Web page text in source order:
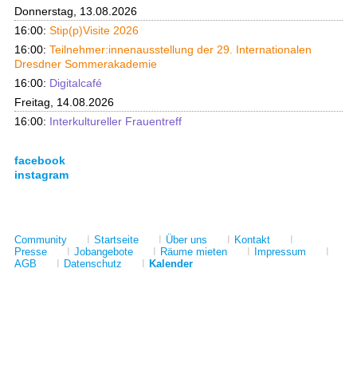
Donnerstag, 13.08.2026
16:00: Stip(p)Visite 2026
16:00: Teilnehmer:innenausstellung der 29. Internationalen
Dresdner Sommerakademie
16:00: Digitalcafé
Freitag, 14.08.2026
16:00: Interkultureller Frauentreff
facebook
instagram
Community Startseite Über uns Kontakt
Presse
Jobangebote Räume mieten Impressum
AGB
Datenschutz Kalender